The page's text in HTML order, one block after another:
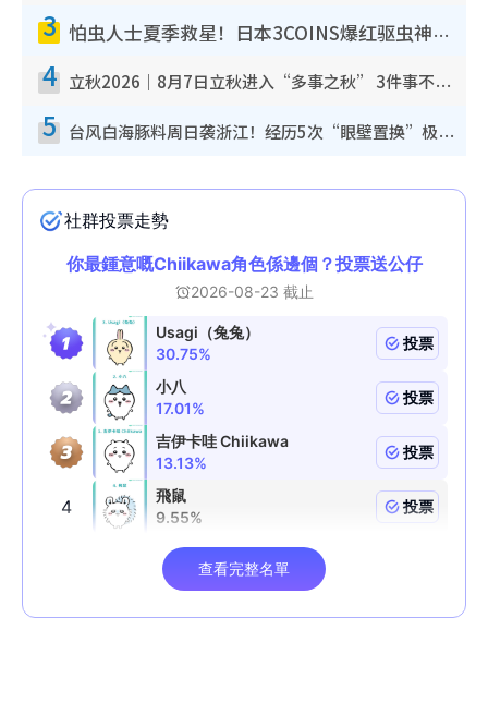
3 怕虫人士夏季救星！日本3COINS爆红驱虫神器$45起 1招“全程免触碰”轻松搞定小强
4 立秋2026｜8月7日立秋进入“多事之秋” 3件事不可做！专家教6招开运 清杂物／钱包纳气接好运
5 台风白海豚料周日袭浙江！经历5次“眼壁置换”极罕见 成登陆内地最长途台风